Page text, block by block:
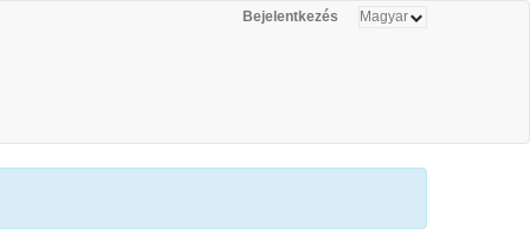
Bejelentkezés